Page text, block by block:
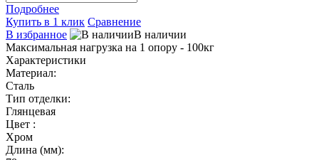
Подробнее
Купить в 1 клик Сравнение
В избранное
В наличии
Максимальная нагрузка на 1 опору - 100кг
Характеристики
Материал:
Сталь
Тип отделки:
Глянцевая
Цвет :
Хром
Длина (мм):